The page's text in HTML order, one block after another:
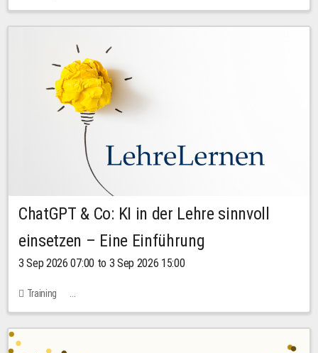
No free places
30.00 EUR
ChatGPT & Co: KI in der Lehre sinnvoll
einsetzen – Eine Einführung
3 Sep 2026 07:00 to 3 Sep 2026 15:00
Training
Bachstraße 18k - SR 102 (Seminarraum Servicestelle LehreLernen)